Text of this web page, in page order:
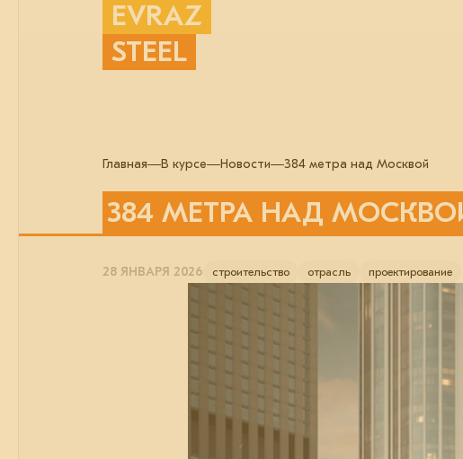
EVRAZ
STEEL
Главная В курсе Новости 384 метра над Москвой
384 МЕТРА НАД
28 ЯНВАРЯ 2026 строительство отрасль проектирование